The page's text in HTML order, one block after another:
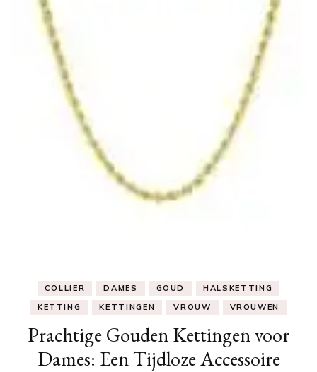
COLLIER DAMES GOUD
HALSKETTING
KETTING
KETTINGEN VROUW VROUWEN
Prachtige Gouden Kettingen voor
Dames: Een Tijdloze Accessoire